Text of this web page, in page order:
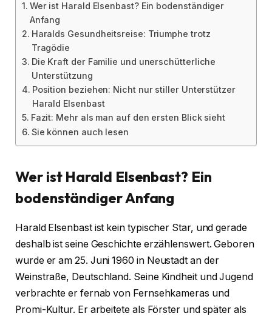
Wer ist Harald Elsenbast? Ein bodenständiger
Anfang
Haralds Gesundheitsreise: Triumphe trotz
Tragödie
Die Kraft der Familie und unerschütterliche
Unterstützung
Position beziehen: Nicht nur stiller Unterstützer
Harald Elsenbast
Fazit: Mehr als man auf den ersten Blick sieht
Sie können auch lesen
Wer ist Harald Elsenbast? Ein
bodenständiger Anfang
Harald Elsenbast ist kein typischer Star, und gerade
deshalb ist seine Geschichte erzählenswert. Geboren
wurde er am 25. Juni 1960 in Neustadt an der
Weinstraße, Deutschland. Seine Kindheit und Jugend
verbrachte er fernab von Fernsehkameras und
Promi-Kultur. Er arbeitete als Förster und später als